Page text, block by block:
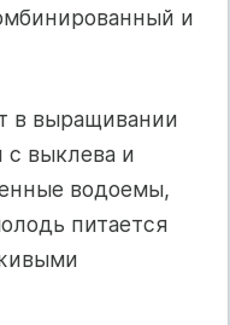
и
в выращивании
с выклева и
водоемы,
питается